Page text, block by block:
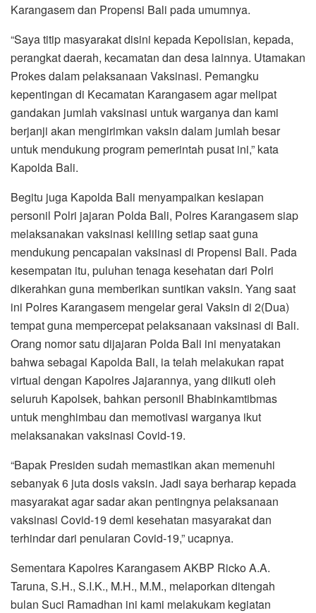
Karangasem dan Propensi Bali pada umumnya.
“Saya titip masyarakat disini kepada Kepolisian, kepada,
perangkat daerah, kecamatan dan desa lainnya. Utamakan
Prokes dalam pelaksanaan Vaksinasi. Pemangku
kepentingan di Kecamatan Karangasem agar melipat
gandakan jumlah vaksinasi untuk warganya dan kami
berjanji akan mengirimkan vaksin dalam jumlah besar
untuk mendukung program pemerintah pusat ini,” kata
Kapolda Bali.
Begitu juga Kapolda Bali menyampaikan kesiapan
personil Polri jajaran Polda Bali, Polres Karangasem siap
melaksanakan vaksinasi keliling setiap saat guna
mendukung pencapaian vaksinasi di Propensi Bali. Pada
kesempatan itu, puluhan tenaga kesehatan dari Polri
dikerahkan guna memberikan suntikan vaksin. Yang saat
ini Polres Karangasem mengelar gerai Vaksin di 2(Dua)
tempat guna mempercepat pelaksanaan vaksinasi di Bali.
Orang nomor satu dijajaran Polda Bali ini menyatakan
bahwa sebagai Kapolda Bali, ia telah melakukan rapat
virtual dengan Kapolres Jajarannya, yang diikuti oleh
seluruh Kapolsek, bahkan personil Bhabinkamtibmas
untuk menghimbau dan memotivasi warganya ikut
melaksanakan vaksinasi Covid-19.
“Bapak Presiden sudah memastikan akan memenuhi
sebanyak 6 juta dosis vaksin. Jadi saya berharap kepada
masyarakat agar sadar akan pentingnya pelaksanaan
vaksinasi Covid-19 demi kesehatan masyarakat dan
terhindar dari penularan Covid-19,” ucapnya.
Sementara Kapolres Karangasem AKBP Ricko A.A.
Taruna, S.H., S.I.K., M.H., M.M., melaporkan ditengah
bulan Suci Ramadhan ini kami melakukam kegiatan